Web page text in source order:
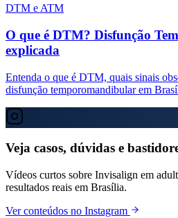
DTM e ATM
O que é DTM? Disfunção
explicada
Entenda o que é DTM, quais sinais
disfunção temporomandibular em
Veja casos, dúvidas e
Vídeos curtos sobre Invisalign em
resultados reais em Brasília.
Ver conteúdos no Instagram